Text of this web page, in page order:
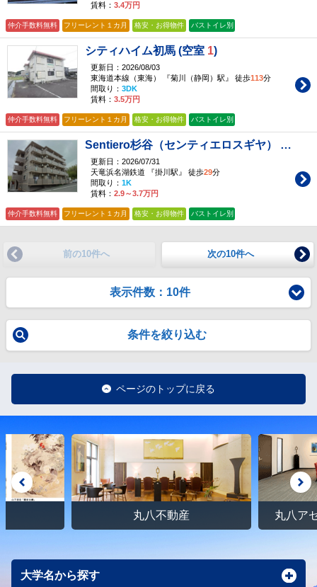
賃料： 3.4万円
仲介手数料無料 フリーレント１カ月 格安・お得物件 バストイレ別
シティハイム初馬 (空室 1)
更新日：2026/08/03
東海道本線（東海） 『菊川（静岡）駅』 徒歩113分
間取り： 3DK
賃料： 3.5万円
仲介手数料無料 フリーレント１カ月 格安・お得物件 バストイレ別
Sentiero杉谷（センティエロスギヤ） (空室
更新日：2026/07/31
天竜浜名湖鉄道 『掛川駅』 徒歩29分
間取り： 1K
賃料： 2.9～3.7万円
仲介手数料無料 フリーレント１カ月 格安・お得物件 バストイレ別
前の10件へ 次の10件へ
表示件数：10件
条件を絞り込む
ページのトップに戻る
丸八不動産 丸八ア
大学名から探す